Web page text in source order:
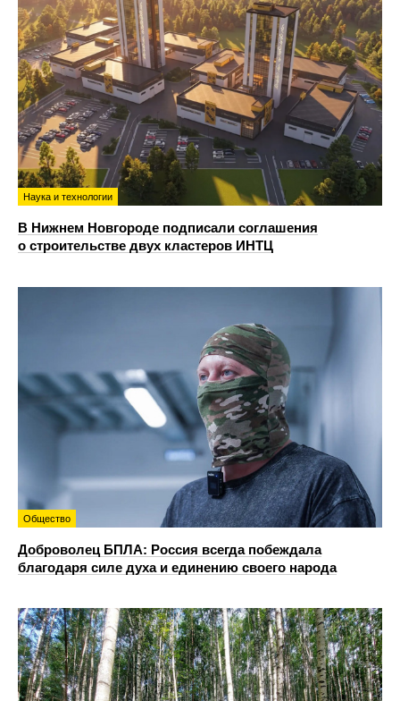
Наука и технологии
В Нижнем Новгороде подписали соглашения
о строительстве двух кластеров ИНТЦ
Общество
Доброволец БПЛА: Россия всегда побеждала
благодаря силе духа и единению своего народа